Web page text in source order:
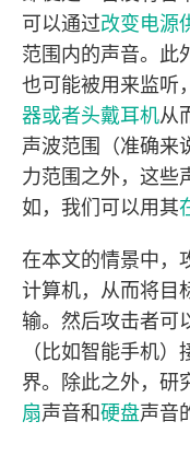
可以通过改变电源
范围内的声音。此
也可能被用来监听
器或者头戴耳机从
声波范围（准确来
力范围之外，这些
如，我们可以用其
在本文的情景中，
计算机，从而将目
输。然后攻击者可
（比如智能手机
界。除此之外，研
扇声音和硬盘声音